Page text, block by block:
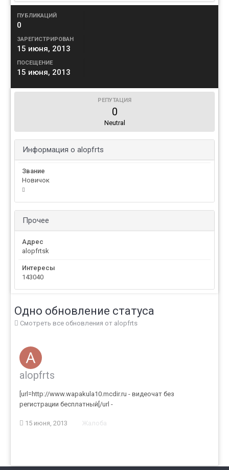
ПУБЛИКАЦИЙ
0
ЗАРЕГИСТРИРОВАН
15 июня, 2013
ПОСЕЩЕНИЕ
15 июня, 2013
РЕПУТАЦИЯ
0
Neutral
Информация о alopfrts
Звание
Новичок
Прочее
Адрес
alopfrtsk
Интересы
143040
Одно обновление статуса
Смотреть все обновления от alopfrts
alopfrts
[url=http://www.wapakula10.mcdir.ru - видеочат без
регистрации бесплатный[/url -
15 июня, 2013 Жалоба